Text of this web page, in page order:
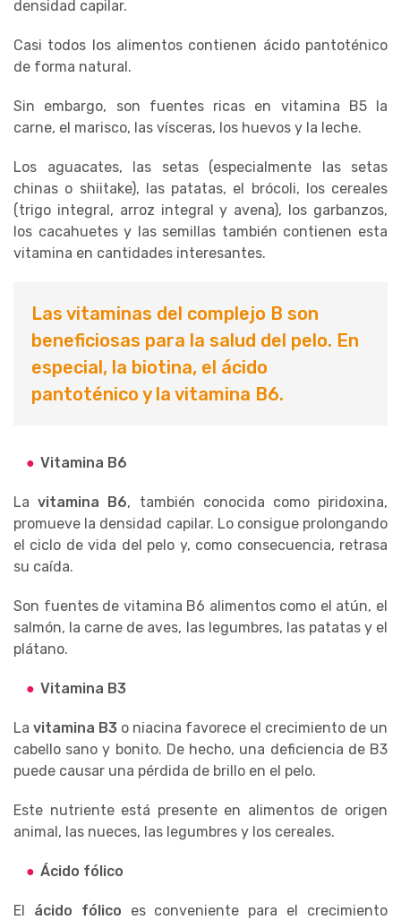
densidad capilar.
Casi todos los alimentos contienen ácido pantoténico
de forma natural.
Sin embargo, son fuentes ricas en vitamina B5 la
carne, el marisco, las vísceras, los huevos y la leche.
Los aguacates, las setas (especialmente las setas
chinas o shiitake), las patatas, el brócoli, los cereales
(trigo integral, arroz integral y avena), los garbanzos,
los cacahuetes y las semillas también contienen esta
vitamina en cantidades interesantes.
Las vitaminas del complejo B son
beneficiosas para la salud del pelo. En
especial, la biotina, el ácido
pantoténico y la vitamina B6.
Vitamina B6
Lavitamina B6, también conocida como piridoxina,
promueve la densidad capilar. Lo consigue prolongando
el ciclo de vida del pelo y, como consecuencia, retrasa
su caída.
Son fuentes de vitamina B6 alimentos como el atún, el
salmón, la carne de aves, las legumbres, las patatas y el
plátano.
Vitamina B3
La vitamina B3 o niacina favorece el crecimiento de un
cabello sano y bonito. De hecho, una deficiencia de B3
puede causar una pérdida de brillo en el pelo.
Este nutriente está presente en alimentos de origen
animal, las nueces, las legumbres y los cereales.
Ácido fólico
El ácido fólico es conveniente para el crecimiento